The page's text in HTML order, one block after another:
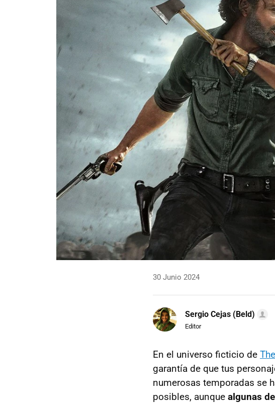
30 Junio 2024
Sergio Cejas (Beld)
Editor
En el universo ficticio de
garantía de que tus
numerosas temporadas se
posibles, aunque algunas